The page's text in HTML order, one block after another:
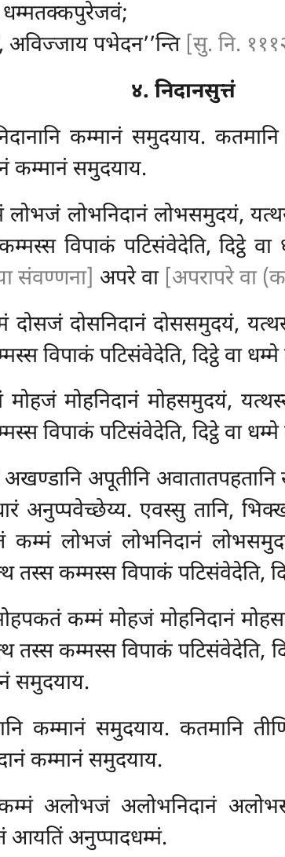
अविज्जाय पभेदन’’न्ति [सु. नि.
४. निदानसुत्तं
कम्मानं समुदयाय.
कम्मानं समुदयाय.
लोभनिदानं लोभसमुदयं,
विपाकं पटिसंवेदेति, दिट्ठे
संवण्णना] अपरे वा [अपरापरे वा
दोसनिदानं दोससमुदयं,
विपाकं पटिसंवेदेति, दिट्ठे वा
मोहनिदानं मोहसमुदयं,
विपाकं पटिसंवेदेति, दिट्ठे वा
अखण्डानि अपूतीनि
अनुप्पवेच्छेय्य. एवस्सु तानि,
लोभजं लोभनिदानं
तस्स कम्मस्स विपाकं पटिसंवेदेति,
कम्मं मोहजं मोहनिदानं
तस्स कम्मस्स विपाकं पटिसंवेदेति,
समुदयाय.
कम्मानं समुदयाय. कतमानि
कम्मानं समुदयाय.
अलोभजं अलोभनिदानं
आयतिं अनुप्पादधम्मं.